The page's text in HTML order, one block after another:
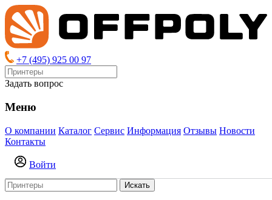
+7 (495) 925 00 97
Задать вопрос
Меню
О компании Каталог Сервис Информация Отзывы Новости
Контакты
Войти
Искать